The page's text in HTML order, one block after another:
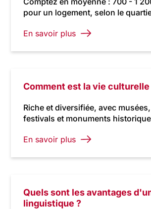
pour un logement, selon le
En savoir plus
Comment est la vie culturelle
Riche et diversifiée, avec
festivals et monuments
En savoir plus
Quels sont les avantages
linguistique ?